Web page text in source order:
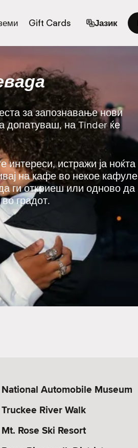
Gift Cards Јазик
за запознавање нови
допатуваш, на Tinder ќе
интереси, истражи ја ноќта
на кафе во некое кафуле
ги откриеш или одново да
градот.
National Automobile Museum
Truckee River Walk
Mt. Rose Ski Resort